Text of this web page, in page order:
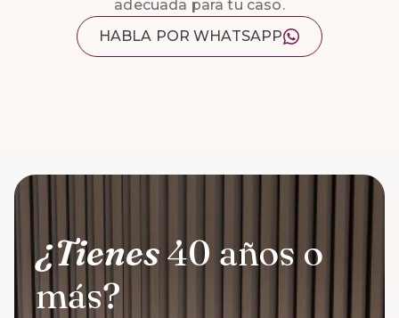
adecuada para tu caso.
HABLA POR WHATSAPP
¿Tienes40 años o
más?